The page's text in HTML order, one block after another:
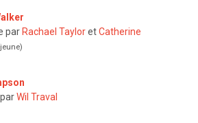
par Rachael TayloretCatherine
Wil Traval